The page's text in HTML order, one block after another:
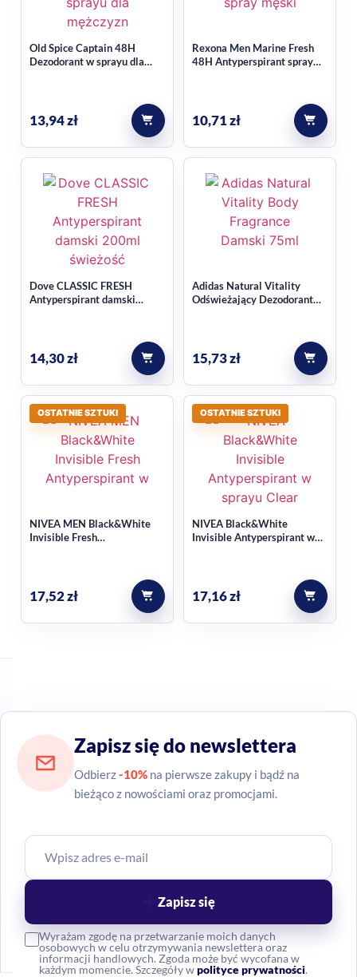
Old Spice Captain 48H
Dezodorant w sprayu dla
13,94zł
Rexona Men Marine Fresh
48H Antyperspirant spray
10,71zł
Dove CLASSIC FRESH
Antyperspirant damski
14,30zł
Adidas Natural Vitality
Odświeżający Dezodorant
15,73zł
OSTATNIE SZTUKI
NIVEA MEN Black&White
Invisible Fresh
17,52zł
OSTATNIE SZTUKI
NIVEA Black&White
Invisible Antyperspirant w
17,16zł
Zapisz się do newslettera
Odbierz-10% na pierwsze zakupy i bądź na
bieżąco z nowościami oraz promocjami.
Wyrażam zgodę na przetwarzanie moich danych
osobowych w celu otrzymywania newslettera oraz
informacji handlowych. Zgoda może być wycofana w
każdym momencie. Szczegóły wpolityce prywatności.
Zapisz się